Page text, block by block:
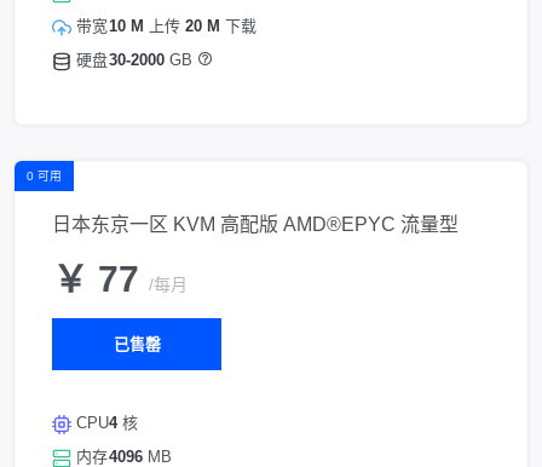
带宽
硬盘
10 M
上传 20 M 下载
30-2000 GB
0 可用
日本东京一区 KVM 高配版 AMD®EPYC 流量型
￥ 77 /每月
已售罄
CPU
内存
4核
4096 MB